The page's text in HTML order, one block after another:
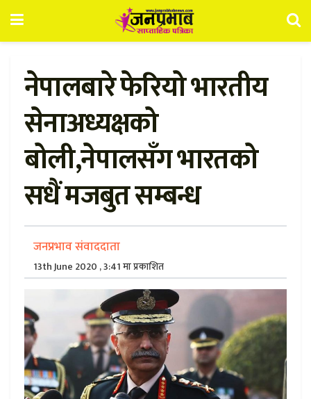
नेपालबारे फेरियो भारतीय
सेनाअध्यक्षको
बोली,नेपालसँग भारतको
सधैं मजबुत सम्बन्ध
जनप्रभाव संवाददाता
13th June 2020 , 3:41 मा प्रकाशित